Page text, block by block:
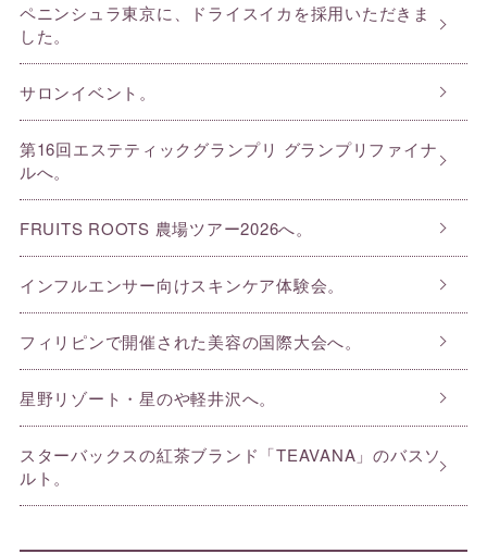
ペニンシュラ東京に、ドライスイカを採用いただきま
した。
サロンイベント。
第16回エステティックグランプリ グランプリファイナ
ルへ。
FRUITS ROOTS 農場ツアー2026へ。
インフルエンサー向けスキンケア体験会。
フィリピンで開催された美容の国際大会へ。
星野リゾート・星のや軽井沢へ。
スターバックスの紅茶ブランド「TEAVANA」のバスソ
ルト。